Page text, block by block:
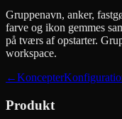
Gruppenavn, anker,
farve og ikon gemmes
på tværs af opstarter.
workspace.
←Koncepter
Produkt